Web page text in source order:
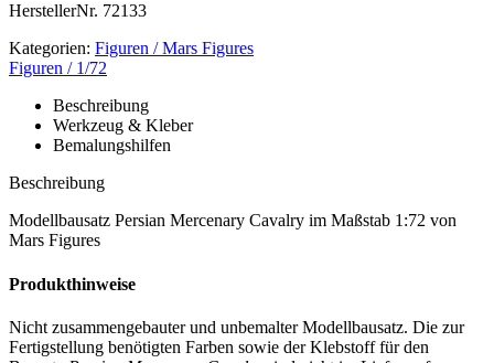
HerstellerNr. 72133
Kategorien: Figuren / Mars Figures
Figuren / 1/72
Beschreibung
Werkzeug & Kleber
Bemalungshilfen
Beschreibung
Modellbausatz Persian Mercenary Cavalry im Maßstab 1:72 von
Mars Figures
Produkthinweise
Nicht zusammengebauter und unbemalter Modellbausatz. Die zur
Fertigstellung benötigten Farben sowie der Klebstoff für den